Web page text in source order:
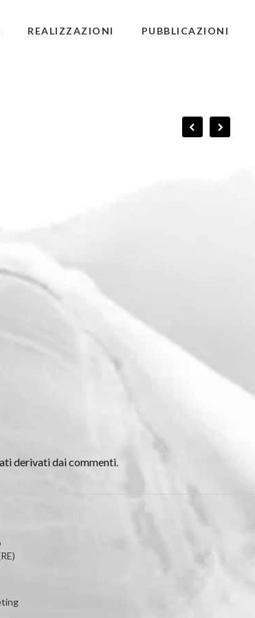
REALIZZAZIONI PUBBLICAZIONI
derivati dai commenti.